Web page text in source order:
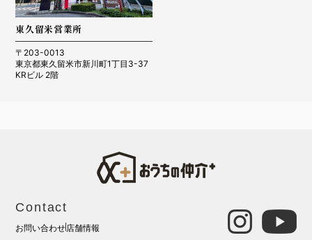
東久留米営業所
〒203-0013
東京都東久留米市新川町1丁目3-37
KRビル 2階
Contact
お問い合わせ 店舗情報